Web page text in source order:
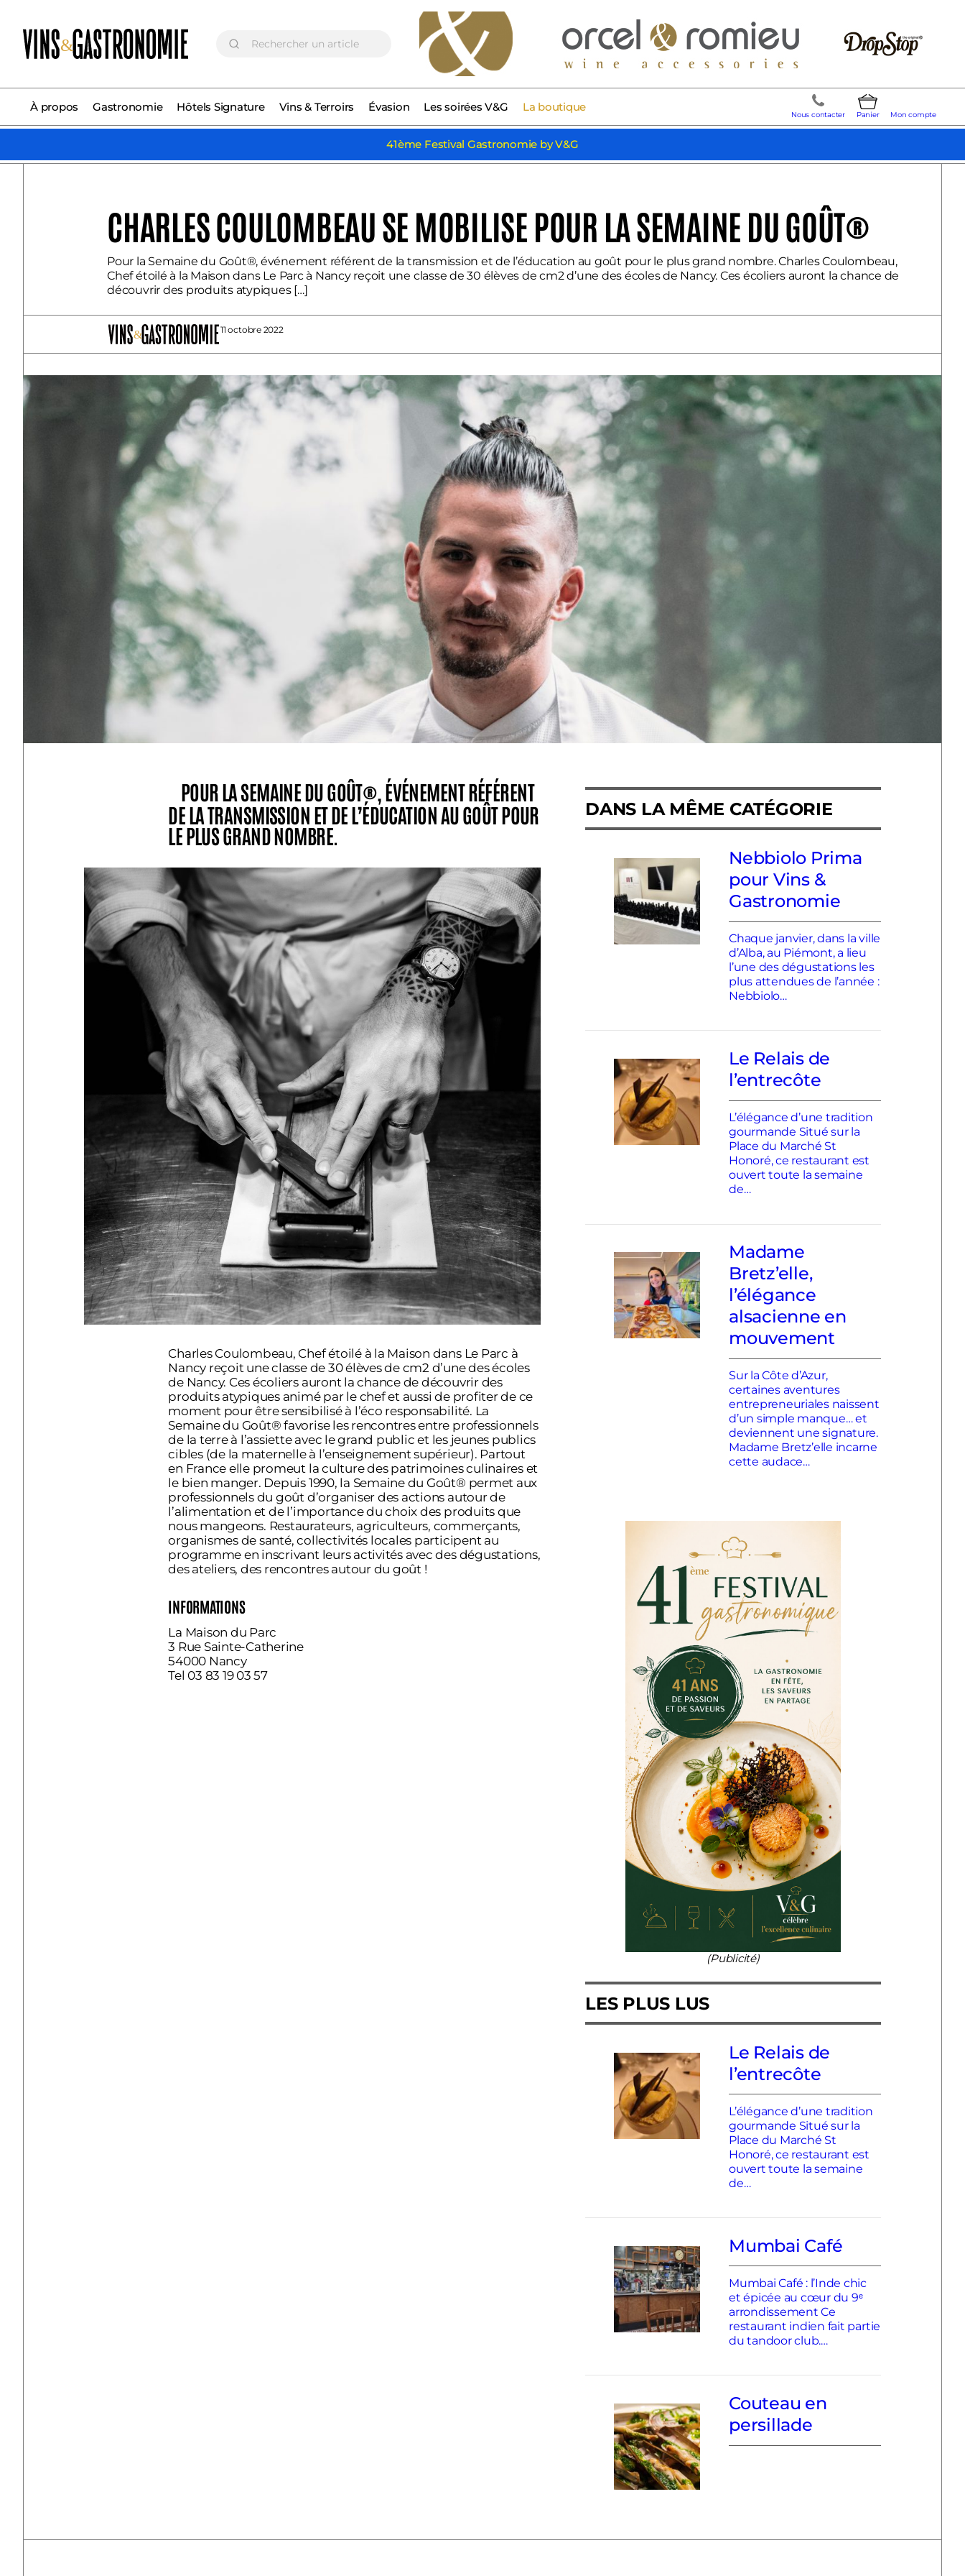
&
Rechercher
À propos Gastronomie Hôtels Signature Vins & Terroirs Évasion Les soirées V&G La boutique
Nous contacter Panier Mon compte
41ème Festival Gastronomie by V&G
CHARLES COULOMBEAU SE MOBILISE POUR LA SEMAINE DU GOÛT®
Pour la Semaine du Goût®, événement référent de la transmission et de l’éducation au goût pour le plus grand nombre. Charles Coulombeau,
Chef étoilé à la Maison dans Le Parc à Nancy reçoit une classe de 30 élèves de cm2 d’une des écoles de Nancy. Ces écoliers auront la chance de
découvrir des produits atypiques […]
11 octobre 2022
POUR LA SEMAINE DU GOÛT®, ÉVÉNEMENT RÉFÉRENT
DE LA TRANSMISSION ET DE L’ÉDUCATION AU GOÛT POUR
LE PLUS GRAND NOMBRE.
Charles Coulombeau, Chef étoilé à la Maison dans Le Parc à
Nancy reçoit une classe de 30 élèves de cm2 d’une des écoles
de Nancy. Ces écoliers auront la chance de découvrir des
produits atypiques animé par le chef et aussi de profiter de ce
moment pour être sensibilisé à l’éco responsabilité. La
Semaine du Goût® favorise les rencontres entre professionnels
de la terre à l’assiette avec le grand public et les jeunes publics
cibles (de la maternelle à l’enseignement supérieur). Partout
en France elle promeut la culture des patrimoines culinaires et
le bien manger. Depuis 1990, la Semaine du Goût® permet aux
professionnels du goût d’organiser des actions autour de
l’alimentation et de l’importance du choix des produits que
nous mangeons. Restaurateurs, agriculteurs, commerçants,
organismes de santé, collectivités locales participent au
programme en inscrivant leurs activités avec des dégustations,
des ateliers, des rencontres autour du goût !
INFORMATIONS
La Maison du Parc
3 Rue Sainte-Catherine
54000 Nancy
Tel 03 83 19 03 57
DANS LA MÊME CATÉGORIE
Nebbiolo Prima
pour Vins &
Gastronomie
Chaque janvier, dans la ville
d’Alba, au Piémont, a lieu
l’une des dégustations les
plus attendues de l’année :
Nebbiolo…
Le Relais de
l’entrecôte
L’élégance d’une tradition
gourmande Situé sur la
Place du Marché St
Honoré, ce restaurant est
ouvert toute la semaine
de…
Madame
Bretz’elle,
l’élégance
alsacienne en
mouvement
Sur la Côte d’Azur,
certaines aventures
entrepreneuriales naissent
d’un simple manque… et
deviennent une signature.
Madame Bretz’elle incarne
cette audace…
(Publicité)
LES PLUS LUS
Le Relais de
l’entrecôte
L’élégance d’une tradition
gourmande Situé sur la
Place du Marché St
Honoré, ce restaurant est
ouvert toute la semaine
de…
Mumbai Café
Mumbai Café : l’Inde chic
et épicée au cœur du 9ᵉ
arrondissement Ce
restaurant indien fait partie
du tandoor club.…
Couteau en
persillade